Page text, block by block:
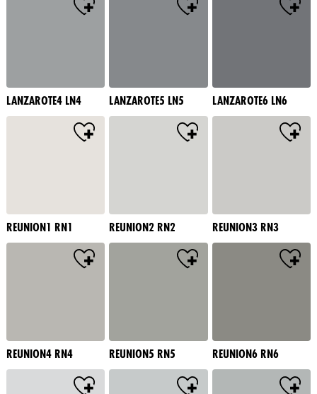
LANZAROTE4 LN4 LANZAROTE5 LN5 LANZAROTE6 LN6
REUNION1 RN1 REUNION2 RN2 REUNION3 RN3
REUNION4 RN4 REUNION5 RN5 REUNION6 RN6